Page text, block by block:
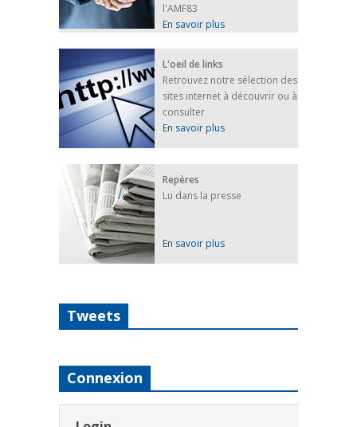
l'AMF83
En savoir plus
L'oeil de links
Retrouvez notre sélection des
sites internet à découvrir ou à
consulter
En savoir plus
Repères
Lu dans la presse
En savoir plus
Tweets
Connexion